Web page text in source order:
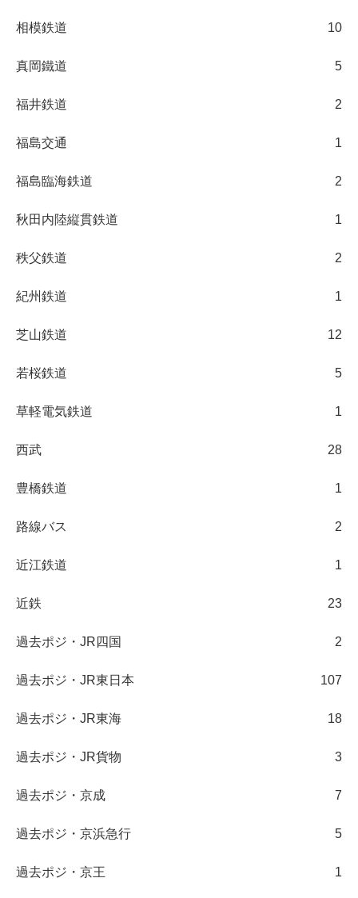
相模鉄道 10
真岡鐵道 5
福井鉄道 2
福島交通 1
福島臨海鉄道 2
秋田内陸縦貫鉄道 1
秩父鉄道 2
紀州鉄道 1
芝山鉄道 12
若桜鉄道 5
草軽電気鉄道 1
西武 28
豊橋鉄道 1
路線バス 2
近江鉄道 1
近鉄 23
過去ポジ・JR四国 2
過去ポジ・JR東日本 107
過去ポジ・JR東海 18
過去ポジ・JR貨物 3
過去ポジ・京成 7
過去ポジ・京浜急行 5
過去ポジ・京王 1